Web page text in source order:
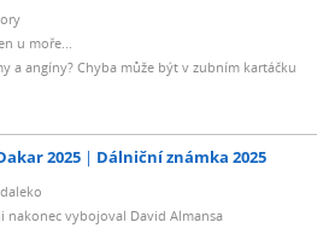
u moře...
a angíny? Chyba může být v zubním kartáčku
2025 Dálniční známka 2025
nakonec vybojoval David Almansa